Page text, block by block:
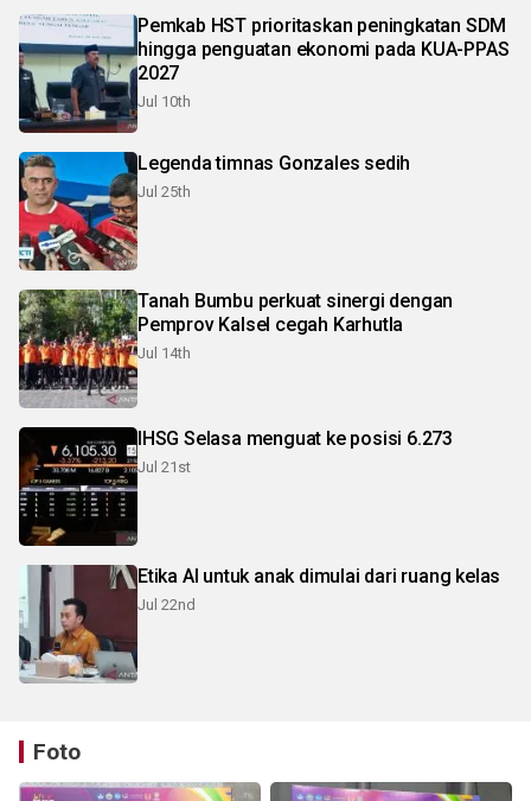
Pemkab HST prioritaskan peningkatan SDM
hingga penguatan ekonomi pada KUA-PPAS
2027
Jul 10th
Legenda timnas Gonzales sedih
Jul 25th
Tanah Bumbu perkuat sinergi dengan
Pemprov Kalsel cegah Karhutla
Jul 14th
IHSG Selasa menguat ke posisi 6.273
Jul 21st
Etika AI untuk anak dimulai dari ruang kelas
Jul 22nd
Foto